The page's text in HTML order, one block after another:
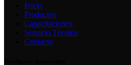
Inicio
Productos
Capacitaciones
Servicio Técnico
Contacto